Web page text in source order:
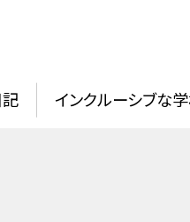
インクルーシブな